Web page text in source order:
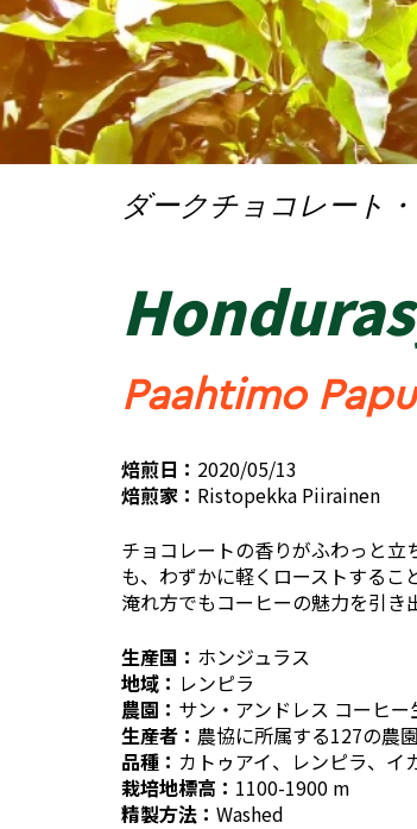
ダークチョコレート
Paahtimo
焙煎日： 2020/05/13
焙煎家： Ristopekka Piirainen
チョコレートの香りがふわっと
も、わずかに軽くローストする
淹れ方でもコーヒーの魅力を引き
生産国： ホンジュラス
地域： レンピラ
農園： サン・アンドレス コーヒ
生産者： 農協に所属する127の農園
品種： カトゥアイ、レンピラ、イ
栽培地標高： 1100-1900 m
精製方法： Washed